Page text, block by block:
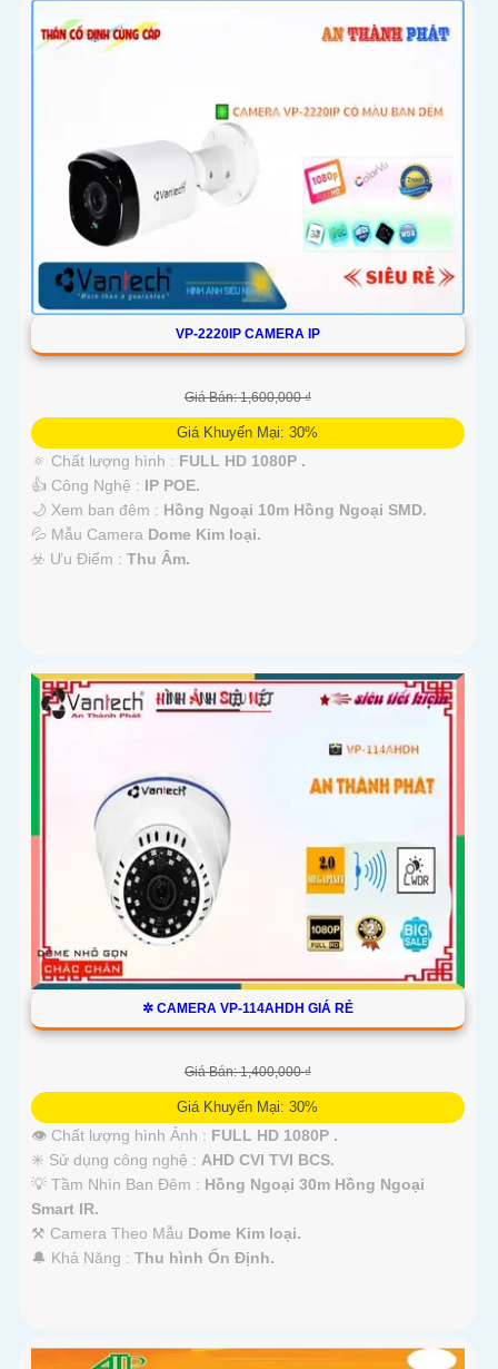
VP-2220IP CAMERA IP
Giá Bán: 1,600,000 ₫
Giá Khuyến Mại: 30%
🔅 Chất lượng hình : FULL HD 1080P .
👍 Công Nghệ : IP POE.
🌙 Xem ban đêm : Hồng Ngoại 10m Hồng Ngoại SMD.
💦 Mẫu Camera Dome Kim loại.
️☣️ Ưu Điểm : Thu Âm.
✲ CAMERA VP-114AHDH GIÁ RẺ
Giá Bán: 1,400,000 ₫
Giá Khuyến Mại: 30%
👁 Chất lượng hình Ảnh : FULL HD 1080P .
✳️ Sử dụng công nghệ : AHD CVI TVI BCS.
💡 Tầm Nhìn Ban Đêm : Hồng Ngoại 30m Hồng Ngoại
Smart IR.
⚒ Camera Theo Mẫu Dome Kim loại.
️🔔 Khả Năng : Thu hình Ổn Định.